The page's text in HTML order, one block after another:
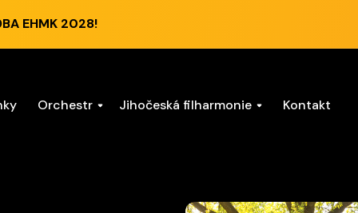
EHMK 2028!
Orchestr Jihočeská filharmonie Kontakt